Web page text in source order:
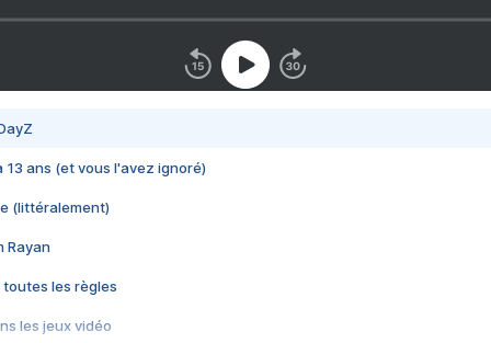
13 ans (et vous l'avez ignoré)
(littéralement)
Rayan
toutes les règles
les jeux vidéo